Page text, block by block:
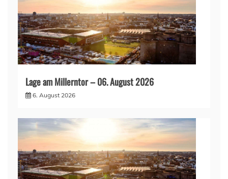
Lage am Millerntor – 06. August 2026
6. August 2026